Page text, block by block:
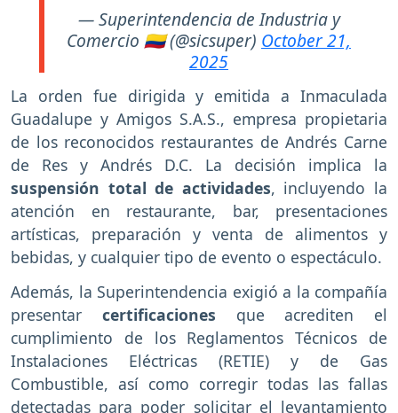
— Superintendencia de Industria y
Comercio 🇨🇴 (@sicsuper) October 21,
2025
La orden fue dirigida y emitida a Inmaculada
Guadalupe y Amigos S.A.S., empresa propietaria
de los reconocidos restaurantes de Andrés Carne
de Res y Andrés D.C. La decisión implica la
suspensión total de actividades, incluyendo la
atención en restaurante, bar, presentaciones
artísticas, preparación y venta de alimentos y
bebidas, y cualquier tipo de evento o espectáculo.
Además, la Superintendencia exigió a la compañía
presentar certificaciones que acrediten el
cumplimiento de los Reglamentos Técnicos de
Instalaciones Eléctricas (RETIE) y de Gas
Combustible, así como corregir todas las fallas
detectadas para poder solicitar el levantamiento